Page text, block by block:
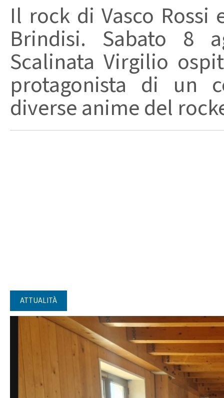
Il rock di Vasco
Brindisi. Sabato 8
Scalinata Virgilio
protagonista di un
diverse anime del
ATTUALITÀ